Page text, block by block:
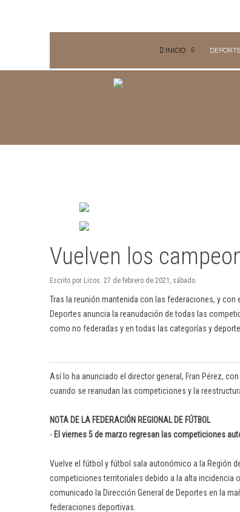
INICIO DEPORTE
Vuelven los
Escrito por Licos. 27 de febrero de 2021, sábado.
Tras la reunión mantenida con las federaciones, y
Deportes anuncia la reanudación de todas las
como no federadas y en todas las categorías y
Así lo ha anunciado el director general, Fran Pérez,
cuando se reanudan las competiciones y la
NOTA DE LA FEDERACIÓN REGIONAL DE FÚTBOL
- El viernes 5 de marzo regresan las competiciones
Vuelve el fútbol y fútbol sala autonómico a la Región
competiciones territoriales debido a la alta incidencia
comunicado la Dirección General de Deportes en la
federaciones deportivas.